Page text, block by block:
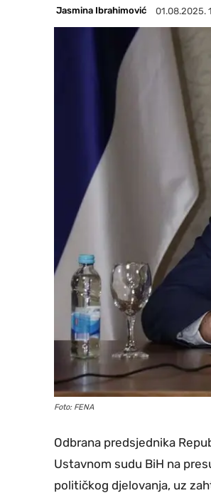
Jasmina Ibrahimović 01.08.2025.
Foto: FENA
Odbrana predsjednika
Ustavnom sudu BiH na
političkog djelovanja, uz